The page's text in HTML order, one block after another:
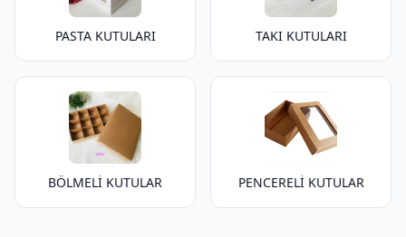
PASTA KUTULARI TAKI KUTULARI
BÖLMELİ KUTULAR PENCERELİ KUTULAR